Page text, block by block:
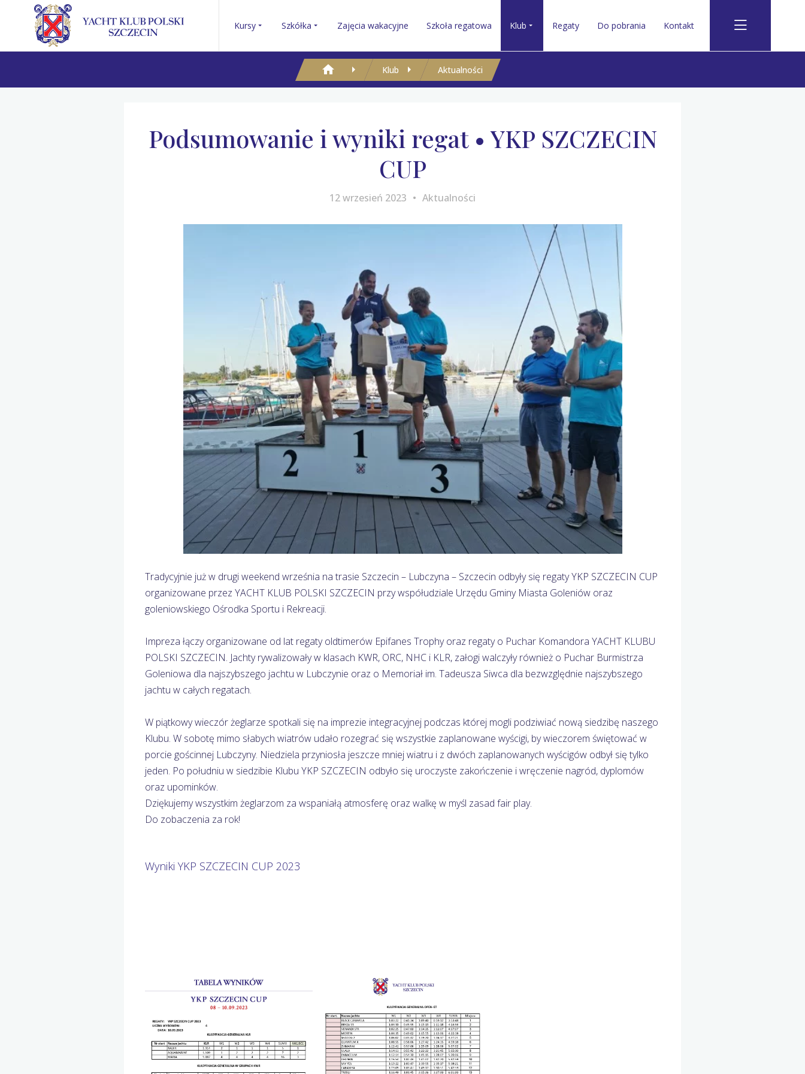
Kursy Szkółka Zajęcia wakacyjne Szkoła regatowa Klub Regaty Do pobrania Kontakt
Klub Aktualności
Podsumowanie i wyniki regat • YKP SZCZECIN
CUP
12 wrzesień 2023 Aktualności
Tradycyjnie już w drugi weekend września na trasie Szczecin – Lubczyna – Szczecin odbyły się regaty YKP SZCZECIN CUP
organizowane przez YACHT KLUB POLSKI SZCZECIN przy współudziale Urzędu Gminy Miasta Goleniów oraz
goleniowskiego Ośrodka Sportu i Rekreacji.
Impreza łączy organizowane od lat regaty oldtimerów Epifanes Trophy oraz regaty o Puchar Komandora YACHT KLUBU
POLSKI SZCZECIN. Jachty rywalizowały w klasach KWR, ORC, NHC i KLR, załogi walczyły również o Puchar Burmistrza
Goleniowa dla najszybszego jachtu w Lubczynie oraz o Memoriał im. Tadeusza Siwca dla bezwzględnie najszybszego
jachtu w całych regatach.
W piątkowy wieczór żeglarze spotkali się na imprezie integracyjnej podczas której mogli podziwiać nową siedzibę naszego
Klubu. W sobotę mimo słabych wiatrów udało rozegrać się wszystkie zaplanowane wyścigi, by wieczorem świętować w
porcie gościnnej Lubczyny. Niedziela przyniosła jeszcze mniej wiatru i z dwóch zaplanowanych wyścigów odbył się tylko
jeden. Po południu w siedzibie Klubu YKP SZCZECIN odbyło się uroczyste zakończenie i wręczenie nagród, dyplomów
oraz upominków.
Dziękujemy wszystkim żeglarzom za wspaniałą atmosferę oraz walkę w myśl zasad fair play.
Do zobaczenia za rok!
Wyniki YKP SZCZECIN CUP 2023